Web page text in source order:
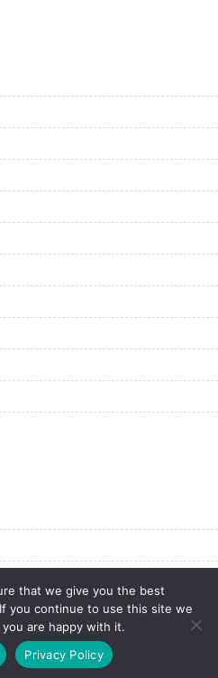
text here !
that we give you the best
you continue to use this site we
are happy with it.
Privacy Policy